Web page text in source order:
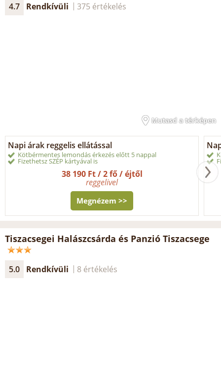
4.7 Rendkívüli 375 értékelés
Mutasd a térképen
Napi árak reggelis ellátással
Kötbérmentes lemondás érkezés előtt 5 nappal
Fizethetsz SZÉP kártyával is
38 190 Ft / 2 fő / éjtől
reggelivel
Megnézem >>
Tiszacsegei Halászcsárda és Panzió Tiszacsege
5.0 Rendkívüli 8 értékelés